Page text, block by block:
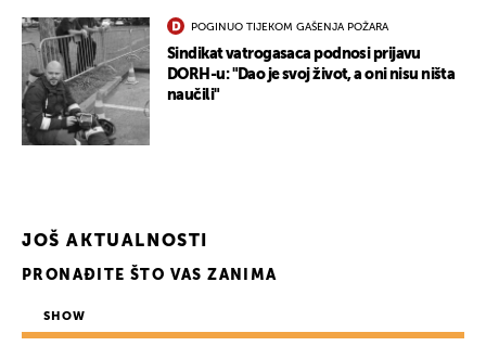
POGINUO TIJEKOM GAŠENJA POŽARA
Sindikat vatrogasaca podnosi prijavu
DORH-u: "Dao je svoj život, a oni nisu ništa
naučili"
JOŠ AKTUALNOSTI
PRONAĐITE ŠTO VAS ZANIMA
SHOW